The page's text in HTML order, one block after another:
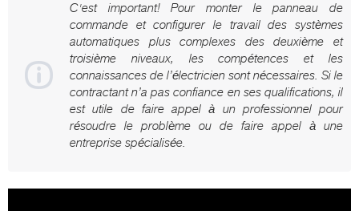
C'est important! Pour monter le panneau de
commande et configurer le travail des systèmes
automatiques plus complexes des deuxième et
troisième niveaux, les compétences et les
connaissances de l’électricien sont nécessaires. Si le
contractant n’a pas confiance en ses qualifications, il
est utile de faire appel à un professionnel pour
résoudre le problème ou de faire appel à une
entreprise spécialisée.